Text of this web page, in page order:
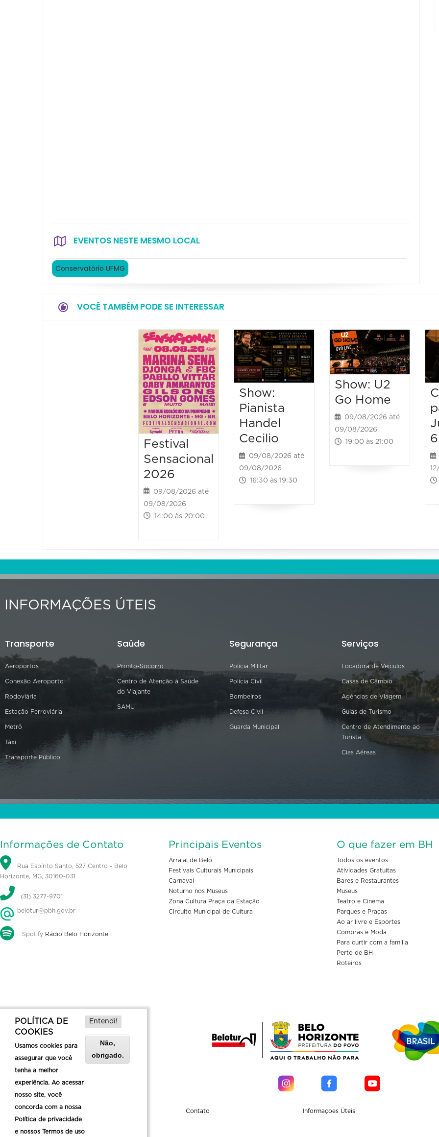
EVENTOS NESTE MESMO LOCAL
Conservatório UFMG
VOCÊ TAMBÉM PODE SE INTERESSAR
Festival
Sensacional
2026
09/08/2026 até
09/08/2026
14:00 às 20:00
Show:
Pianista
Handel
Cecilio
09/08/2026 até
09/08/2026
16:30 às 19:30
Show: U2
Go Home
09/08/2026 até
09/08/2026
19:00 às 21:00
6
INFORMAÇÕES ÚTEIS
Transporte
Aeroportos
Conexão Aeroporto
Rodoviária
Estação Ferroviária
Metrô
Táxi
Transporte Público
Saúde
Pronto-Socorro
Centro de Atenção à Saúde
do Viajante
SAMU
Segurança
Polícia Militar
Polícia Civil
Bombeiros
Defesa Civil
Guarda Municipal
Serviços
Locadora de Veículos
Casas de Câmbio
Agências de Viagem
Guias de Turismo
Centro de Atendimento ao
Turista
Cias Aéreas
Informações de Contato
Rua Espírito Santo, 527 Centro - Belo
Horizonte, MG, 30160-031
(31) 3277-9701
belotur@pbh.gov.br
Spotify Rádio Belo Horizonte
Principais Eventos
Arraial de Belô
Festivais Culturais Municipais
Carnaval
Noturno nos Museus
Zona Cultura Praça da Estação
Circuito Municipal de Cultura
O que fazer em BH
Todos os eventos
Atividades Gratuitas
Bares e Restaurantes
Museus
Teatro e Cinema
Parques e Praças
Ao ar livre e Esportes
Compras e Moda
Para curtir com a familia
Perto de BH
Roteiros
Contato Informaçoes Üteis
POLÍTICA DE
COOKIES
Usamos cookies para
assegurar que você
tenha a melhor
experiência. Ao acessar
nosso site, você
concorda com a nossa
Política de privacidade
e nossos Termos de uso
Entendi!
Não,
obrigado.